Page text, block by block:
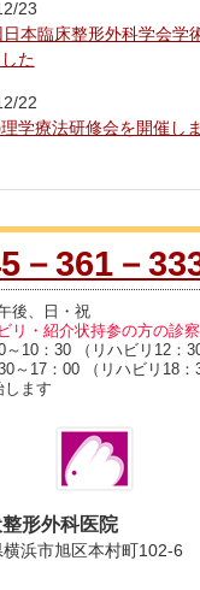
23
本臨床整形外科学会学
た
22
学療法研修会を開催し
－361－
後、日・祝
リ・紹介状持参の方の診
10：30 （リハビリ12：30
～17：00 （リハビリ18：
ます
形外科医院
浜市旭区本村町102-6